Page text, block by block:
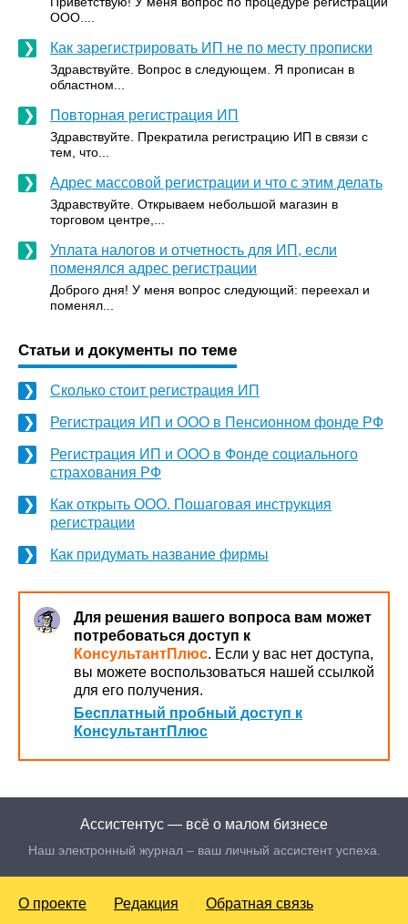
ООО....
Как зарегистрировать ИП не по месту прописки
Здравствуйте. Вопрос в следующем. Я прописан в
областном...
Повторная регистрация ИП
Здравствуйте. Прекратила регистрацию ИП в связи с
тем, что...
Адрес массовой регистрации и что с этим делать
Здравствуйте. Открываем небольшой магазин в
торговом центре,...
Уплата налогов и отчетность для ИП, если
поменялся адрес регистрации
Доброго дня! У меня вопрос следующий: переехал и
поменял...
Статьи и документы по теме
Сколько стоит регистрация ИП
Регистрация ИП и ООО в Пенсионном фонде РФ
Регистрация ИП и ООО в Фонде социального
страхования РФ
Как открыть ООО. Пошаговая инструкция
регистрации
Как придумать название фирмы
Для решения вашего вопроса вам может
потребоваться доступ к
КонсультантПлюс. Если у вас нет доступа,
вы можете воспользоваться нашей ссылкой
для его получения.
Бесплатный пробный доступ к
КонсультантПлюс
Ассистентус — всё о малом бизнесе
Наш электронный журнал – ваш личный ассистент успеха.
О проекте Редакция Обратная связь